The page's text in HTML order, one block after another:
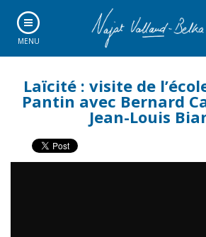
MENU
Laïcité : visite de
Pantin avec Bernard
Jean-Louis